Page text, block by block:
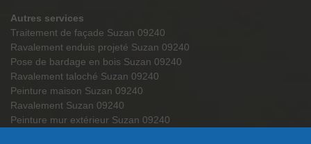
Autres services
Traitement de façade Suzan 09240
Ravalement enduis projeté Suzan 09240
Pose de bardage en bois Suzan 09240
Ravalement taloché Suzan 09240
Peinture maison Suzan 09240
Ravalement Suzan 09240
Peinture mur extérieur Suzan 09240